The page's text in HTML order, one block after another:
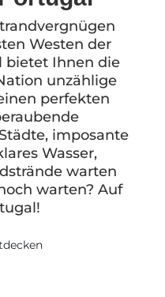
Westen der
bietet Ihnen die
unzählige
perfekten
imposante
Wasser,
warten
warten? Auf